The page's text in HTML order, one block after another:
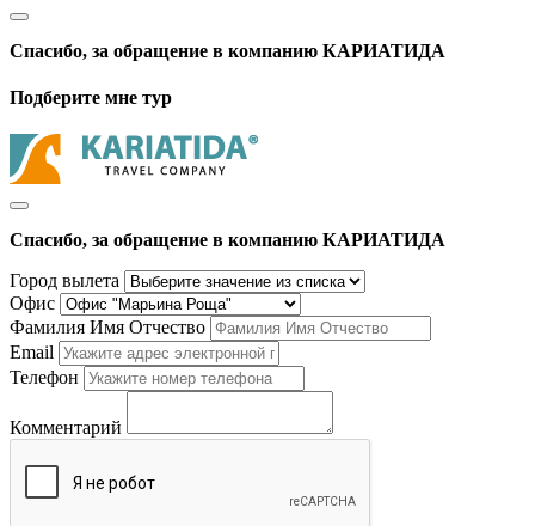
Спасибо, за обращение в компанию КАРИАТИДА
Подберите мне тур
Спасибо, за обращение в компанию КАРИАТИДА
Город вылета
Офис
Фамилия Имя Отчество
Email
Телефон
Комментарий